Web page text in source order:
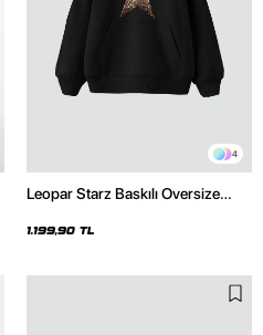
4
Leopar Starz Baskılı Oversize
1.199,90 TL